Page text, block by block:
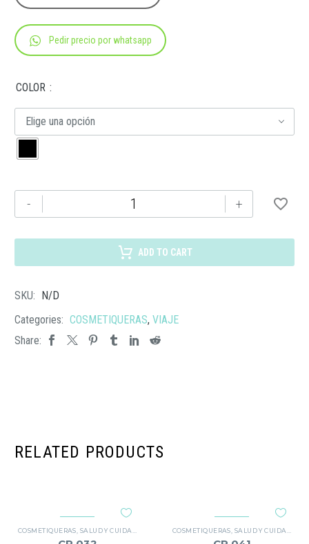
Pedir precio por whatsapp
COLOR
Elige una opción
-
751
cantidad
+
ADD TO CART
SKU: N/D
Categories: COSMETIQUERAS, VIAJE
Share:
RELATED PRODUCTS
COSMETIQUERAS SALUD Y CUIDADO PERSONAL COSMETIQUERAS SALUD Y CUIDADO PERSONAL